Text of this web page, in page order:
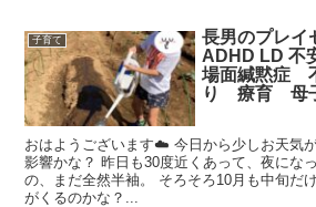
子育て
長男のプレ
ADHD LD
場面緘黙症
り 療育 母
おはようございます☁️ 今日から少しお天気
影響かな？ 昨日も30度近くあって、夜にな
の、まだ全然半袖。 そろそろ10月も中旬だ
がくるのかな？...